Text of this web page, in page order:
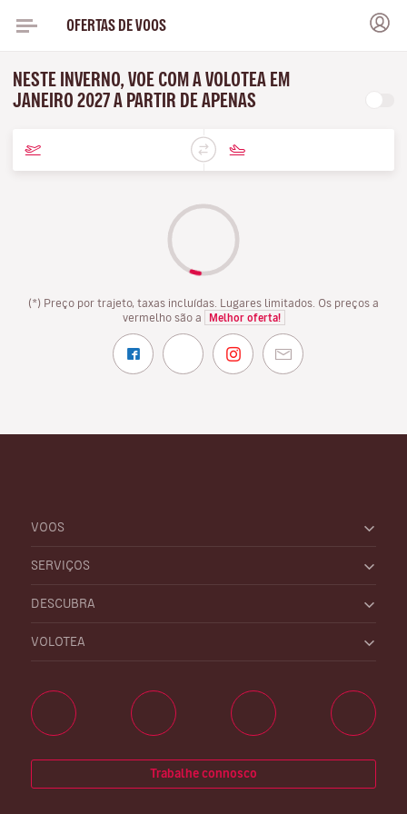
OFERTAS DE VOOS
NESTE INVERNO, VOE COM A VOLOTEA EM
JANEIRO 2027 A PARTIR DE APENAS
(*) Preço por trajeto, taxas incluídas. Lugares limitados. Os preços a
vermelho são a
Melhor oferta!
VOOS
SERVIÇOS
DESCUBRA
VOLOTEA
Trabalhe connosco